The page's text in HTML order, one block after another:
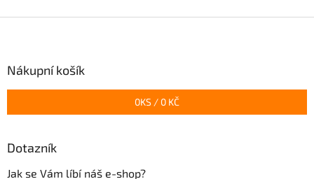
Nákupní košík
0KS / 0 KČ
Dotazník
Jak se Vám líbí náš e-shop?